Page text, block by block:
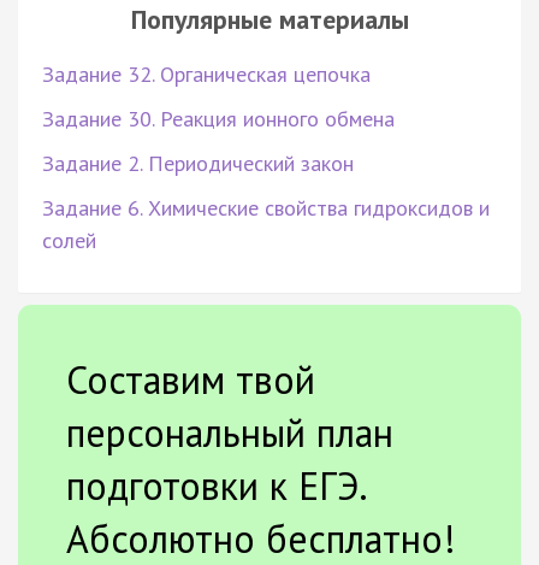
Популярные материалы
Задание 32. Органическая цепочка
Задание 30. Реакция ионного обмена
Задание 2. Периодический закон
Задание 6. Химические свойства гидроксидов и
солей
Составим твой
персональный план
подготовки к ЕГЭ.
Абсолютно бесплатно!